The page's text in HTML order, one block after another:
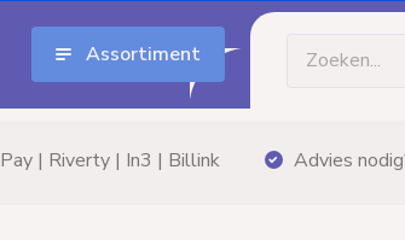
Assortiment
vrijblijvendcontact op!